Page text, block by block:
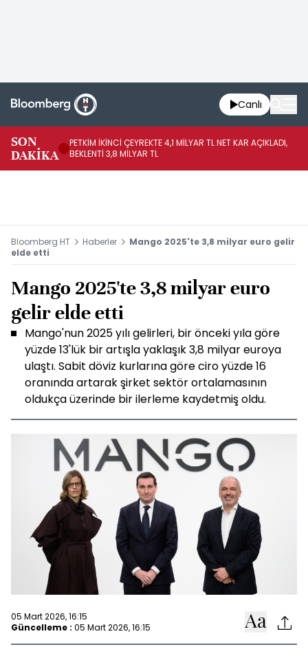
Canlı
SON
DAKİKA
PETKİM İKİNCİ ÇEYREKTE 4,1 MİLYAR TL NET KAR AÇIKLADI,
BEKLENTİ 3,8 MİLYAR TL
Bloomberg HT Haberler
Mango 2025'te 3,8 milyar euro gelir
elde etti
Mango 2025'te 3,8 milyar euro
gelir elde etti
Mango'nun 2025 yılı gelirleri, bir önceki yıla göre
yüzde 13'lük bir artışla yaklaşık 3,8 milyar euroya
ulaştı. Sabit döviz kurlarına göre ciro yüzde 16
oranında artarak şirket sektör ortalamasının
oldukça üzerinde bir ilerleme kaydetmiş oldu.
05 Mart 2026, 16:15
Güncelleme : 05 Mart 2026, 16:15